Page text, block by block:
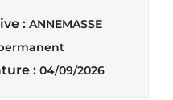
: ANNEMASSE
: 04/09/2026